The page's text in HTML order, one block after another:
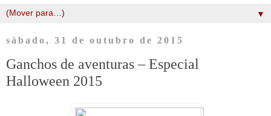
▼
sábado, 31 de outubro de 2015
Ganchos de aventuras – Especial
Halloween 2015